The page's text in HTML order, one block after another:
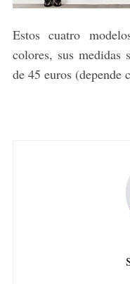
Estos cuatro
colores, sus
de 45 euros